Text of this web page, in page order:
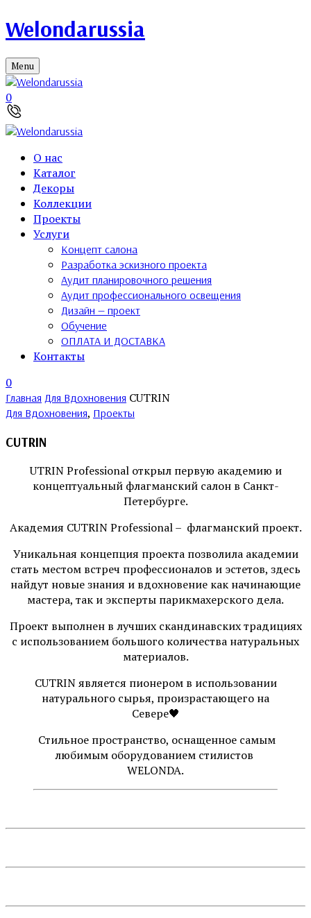
Welondarussia
Menu
0
О нас
Каталог
Декоры
Коллекции
Проекты
Услуги
Концепт салона
Разработка эскизного проекта
Аудит планировочного решения
Аудит профессионального освещения
Дизайн — проект
Обучение
ОПЛАТА И ДОСТАВКА
Контакты
0
Главная Для Вдохновения CUTRIN
Для Вдохновения, Проекты
CUTRIN
UTRIN Professional открыл первую академию и
концептуальный флагманский салон в Санкт-
Петербурге.
Академия CUTRIN Professional – флагманский проект.
Уникальная концепция проекта позволила академии
стать местом встреч профессионалов и эстетов, здесь
найдут новые знания и вдохновение как начинающие
мастера, так и эксперты парикмахерского дела.
Проект выполнен в лучших скандинавских традициях
с использованием большого количества натуральных
материалов.
CUTRIN является пионером в использовании
натурального сырья, произрастающего на
Севере🖤
Стильное пространство, оснащенное самым
любимым оборудованием стилистов
WELONDA.